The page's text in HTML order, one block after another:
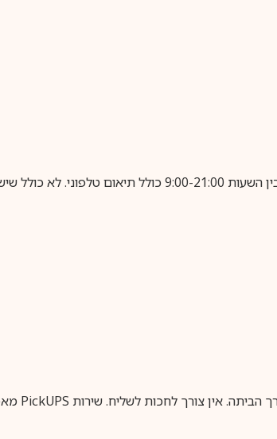
בביצוע הזמנה עד השעה 10:00 בימים א-ה, קבלת המשלוח תבוצע עד חמישה ימי עסקים מיום שלאחר ביצוע ההזמנה, בין השעות
אין צורך לחכות לשליח. שירות PickUPS